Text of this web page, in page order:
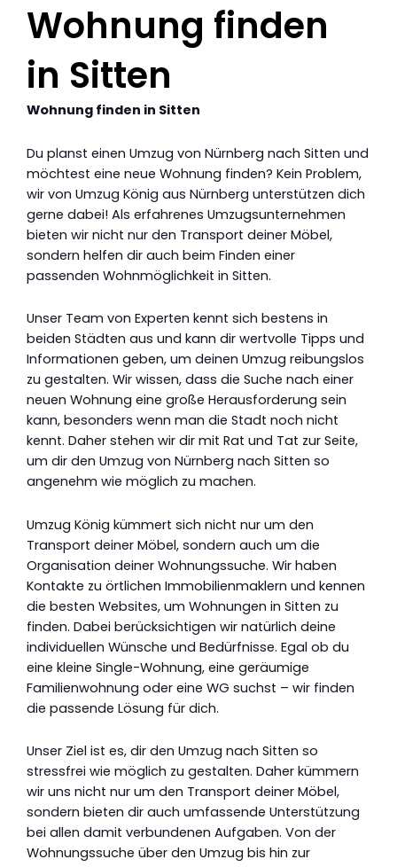
Wohnung finden
in Sitten
Wohnung finden in Sitten
Du planst einen Umzug von Nürnberg nach Sitten und
möchtest eine neue Wohnung finden? Kein Problem,
wir von Umzug König aus Nürnberg unterstützen dich
gerne dabei! Als erfahrenes Umzugsunternehmen
bieten wir nicht nur den Transport deiner Möbel,
sondern helfen dir auch beim Finden einer
passenden Wohnmöglichkeit in Sitten.
Unser Team von Experten kennt sich bestens in
beiden Städten aus und kann dir wertvolle Tipps und
Informationen geben, um deinen Umzug reibungslos
zu gestalten. Wir wissen, dass die Suche nach einer
neuen Wohnung eine große Herausforderung sein
kann, besonders wenn man die Stadt noch nicht
kennt. Daher stehen wir dir mit Rat und Tat zur Seite,
um dir den Umzug von Nürnberg nach Sitten so
angenehm wie möglich zu machen.
Umzug König kümmert sich nicht nur um den
Transport deiner Möbel, sondern auch um die
Organisation deiner Wohnungssuche. Wir haben
Kontakte zu örtlichen Immobilienmaklern und kennen
die besten Websites, um Wohnungen in Sitten zu
finden. Dabei berücksichtigen wir natürlich deine
individuellen Wünsche und Bedürfnisse. Egal ob du
eine kleine Single-Wohnung, eine geräumige
Familienwohnung oder eine WG suchst – wir finden
die passende Lösung für dich.
Unser Ziel ist es, dir den Umzug nach Sitten so
stressfrei wie möglich zu gestalten. Daher kümmern
wir uns nicht nur um den Transport deiner Möbel,
sondern bieten dir auch umfassende Unterstützung
bei allen damit verbundenen Aufgaben. Von der
Wohnungssuche über den Umzug bis hin zur